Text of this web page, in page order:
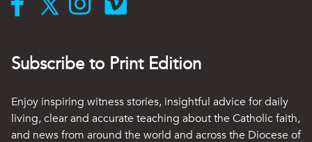
Subscribe to Print Edition
Enjoy inspiring witness stories, insightful advice for daily
living, clear and accurate teaching about the Catholic faith,
and news from around the world and across the Diocese of